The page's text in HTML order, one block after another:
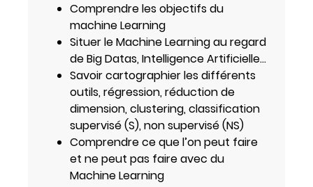
Comprendre les objectifs du
machine Learning
Situer le Machine Learning au regard
de Big Datas, Intelligence Artificielle…
Savoir cartographier les différents
outils, régression, réduction de
dimension, clustering, classification
supervisé (S), non supervisé (NS)
Comprendre ce que l’on peut faire
et ne peut pas faire avec du
Machine Learning